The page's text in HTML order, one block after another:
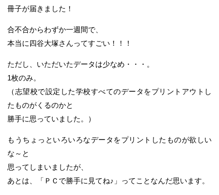
冊子が届きました！
合不合からわずか一週間で、
本当に四谷大塚さんってすごい！！！
ただし、いただいたデータは少なめ・・・。
1枚のみ。
（志望校で設定した学校すべてのデータをプリントアウトし
たものがくるのかと
勝手に思っていました。）
もうちょっといろいろなデータをプリントしたものが欲しい
な～と
思ってしまいましたが、
あとは、「ＰＣで勝手に見てね♪」ってことなんだ思います。